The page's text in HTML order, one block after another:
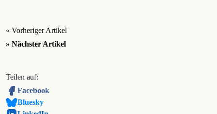
« Vorheriger Artikel
» Nächster Artikel
Teilen auf:
Facebook
Bluesky